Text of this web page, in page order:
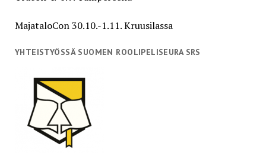
MajataloCon 30.10.-1.11. Kruusilassa
YHTEISTYÖSSÄ SUOMEN ROOLIPELISEURA SRS